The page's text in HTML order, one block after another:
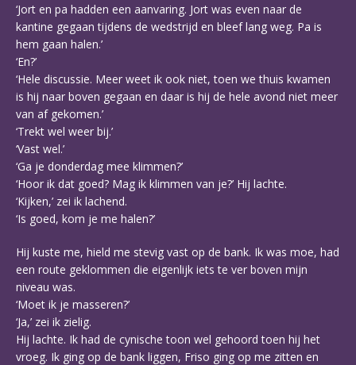
‘Jort en pa hadden een aanvaring. Jort was even naar de
kantine gegaan tijdens de wedstrijd en bleef lang weg. Pa is
hem gaan halen.’
‘En?’
‘Hele discussie. Meer weet ik ook niet, toen we thuis kwamen
is hij naar boven gegaan en daar is hij de hele avond niet meer
van af gekomen.’
‘Trekt wel weer bij.’
‘Vast wel.’
‘Ga je donderdag mee klimmen?’
‘Hoor ik dat goed? Mag ik klimmen van je?’ Hij lachte.
‘Kijken,’ zei ik lachend.
‘Is goed, kom je me halen?’
Hij kuste me, hield me stevig vast op de bank. Ik was moe, had
een route geklommen die eigenlijk iets te ver boven mijn
niveau was.
‘Moet ik je masseren?’
‘Ja,’ zei ik zielig.
Hij lachte. Ik had de cynische toon wel gehoord toen hij het
vroeg. Ik ging op de bank liggen, Friso ging op me zitten en